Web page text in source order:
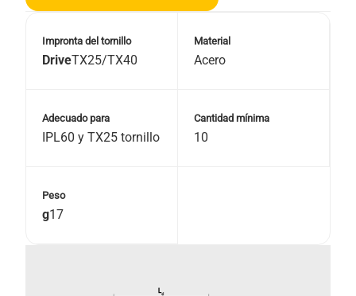
Impronta del tornillo
DriveTX25/TX40
Material
Acero
Adecuado para
IPL60 y TX25 tornillo
Cantidad mínima
10
Peso
g17